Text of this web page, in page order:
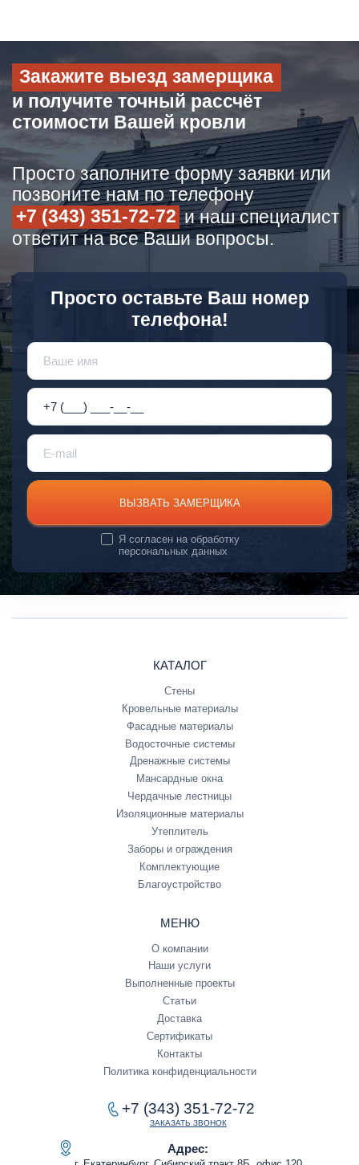
Закажите выезд замерщика
и получите точный рассчёт
стоимости Вашей кровли
Просто заполните форму заявки или
позвоните нам по телефону
+7 (343) 351-72-72 и наш специалист
ответит на все Ваши вопросы.
Просто оставьте Ваш номер
телефона!
ВЫЗВАТЬ ЗАМЕРЩИКА
Я согласен наобработку
персональных данных
КАТАЛОГ
Стены
Кровельные материалы
Фасадные материалы
Водосточные системы
Дренажные системы
Мансардные окна
Чердачные лестницы
Изоляционные материалы
Утеплитель
Заборы и ограждения
Комплектующие
Благоустройство
МЕНЮ
О компании
Наши услуги
Выполненные проекты
Статьи
Доставка
Сертификаты
Контакты
Политика конфиденциальности
+7 (343) 351-72-72
ЗАКАЗАТЬ ЗВОНОК
Адрес: